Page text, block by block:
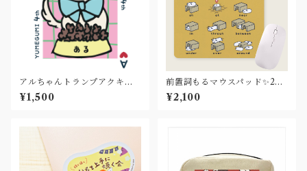
アルちゃんトランプアクキー
(4周年記念グッズ)
¥1,500
前置詞もるマウスパッド✨2co
lor
¥2,100